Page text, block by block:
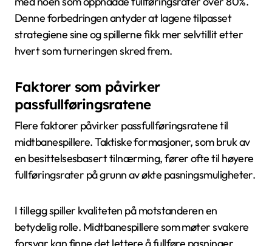
Denne forbedringen antyder at lagene tilpasset
strategiene sine og spillerne fikk mer selvtillit etter
hvert som turneringen skred frem.
Faktorer som påvirker
passfullføringsratene
Flere faktorer påvirker passfullføringsratene til
midtbanespillere. Taktiske formasjoner, som bruk av
en besittelsesbasert tilnærming, fører ofte til høyere
fullføringsrater på grunn av økte pasningsmuligheter.
I tillegg spiller kvaliteten på motstanderen en
betydelig rolle. Midtbanespillere som møter svakere